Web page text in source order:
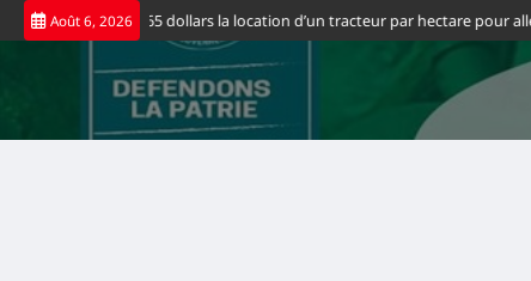
Skip
to
Août 6, 2026
fixe à 65 dollars la location d’un tracteur par hectare pour